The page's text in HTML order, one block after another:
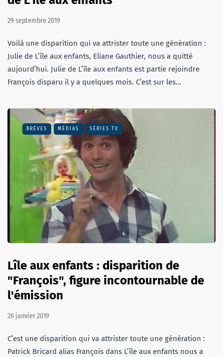
29 septembre 2019
Voilà une disparition qui va attrister toute une génération :
Julie de L’île aux enfants, Eliane Gauthier, nous a quitté
aujourd’hui. Julie de L’île aux enfants est partie rejoindre
François disparu il y a quelques mois. C’est sur les…
BRÈVES MÉDIAS SÉRIES TV
Lîle aux enfants : disparition de
"François", figure incontournable de
l'émission
26 janvier 2019
C’est une disparition qui va attrister toute une génération :
Patrick Bricard alias François dans L’île aux enfants nous a